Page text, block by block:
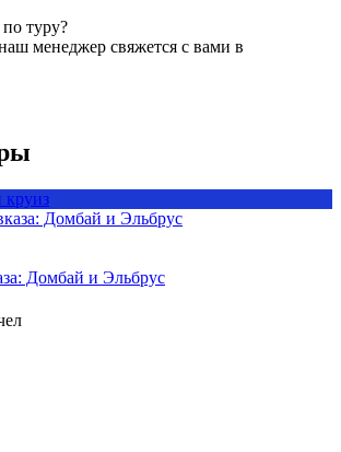
туру?
менеджер свяжется с вами в
Домбай и Эльбрус